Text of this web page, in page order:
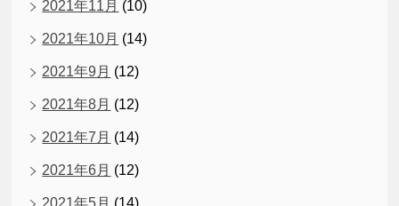
2021年11月 (10)
2021年10月 (14)
2021年9月 (12)
2021年8月 (12)
2021年7月 (14)
2021年6月 (12)
2021年5月 (14)